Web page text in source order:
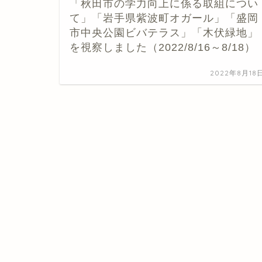
「秋田市の学力向上に係る取組につい
て」「岩手県紫波町オガール」「盛岡
市中央公園ビバテラス」「木伏緑地」
を視察しました（2022/8/16～8/18）
2022年8月18